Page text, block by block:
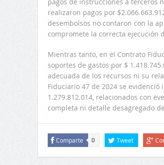
realizaron pagos por
desembolsos no contaron con la
compromete la correcta ejecución
Mientras tanto, en el Contrato
soportes de gastos por $
adecuada de los recursos ni su
Fiduciario 47 de 2024 se
1.279.812.014, relacionados con
completa ni detalle desagregado
Comparte 0 Tweet